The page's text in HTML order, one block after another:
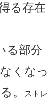
る存在
る部分
くなっ
。
ストレ